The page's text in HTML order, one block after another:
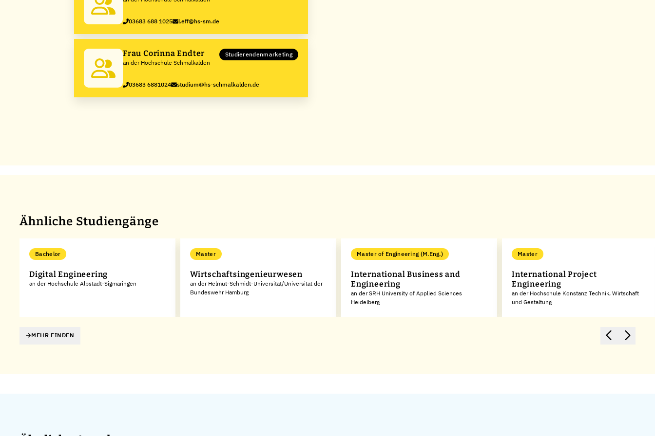
03683 688 1025 l.eff@hs-sm.de
Frau Corinna Endter
an der Hochschule Schmalkalden
Studierendenmarketing
03683 6881024 studium@hs-schmalkalden.de
Ähnliche Studiengänge
Bachelor
Digital Engineering
an der Hochschule Albstadt-Sigmaringen
Master
Wirtschaftsingenieurwesen
an der Helmut-Schmidt-Universität/Universität der
Bundeswehr Hamburg
Master of Engineering (M.Eng.)
International Business and
Engineering
an der SRH University of Applied Sciences
Heidelberg
Master
International Project
Engineering
an der Hochschule Konstanz Technik, Wirtschaft
und Gestaltung
MEHR FINDEN